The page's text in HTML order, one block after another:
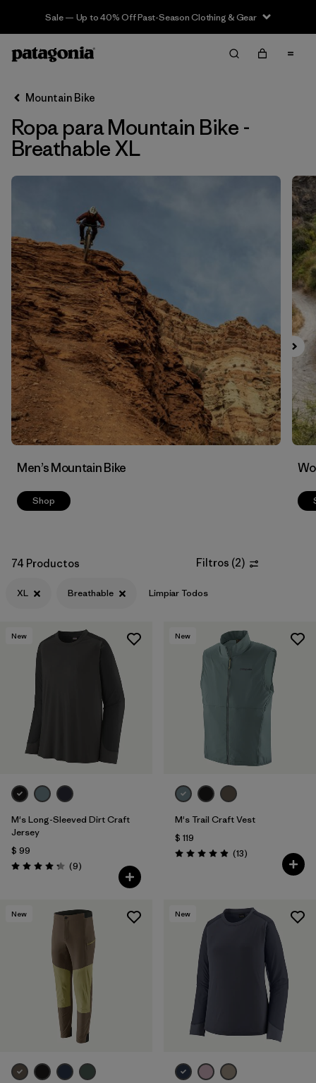
Sale — Up to 40% Off Past-Season Clothing & Gear
Filter & Sort Limpiar Todos
Ordenar Por
Filtrar por
Category
Filtrar por
Fit
Filtrar por
Color
Filtrar por
Features & Processes 1
Mountain Bike
Ropa para Mountain Bike -
Breathable XL
Men’s Mountain Bike
Shop
74 Productos Filtros (2)
XL Breathable Limpiar Todos
New
M's Long-Sleeved Dirt Craft
Jersey
$ 99
Valoración: 4.2 / 5
(9Comentarios
)
New
M's Trail Craft Vest
$ 119
Valoración: 4.9 / 5
(13Comentarios
)
New New